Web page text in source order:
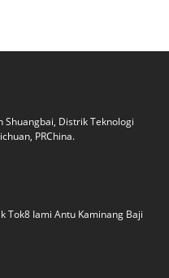
Shuangbai, Distrik Teknologi
PRChina.